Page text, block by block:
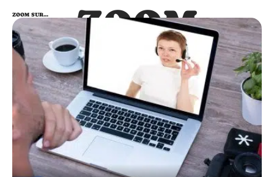
ZOOM
SUR…
ZOOM SUR…